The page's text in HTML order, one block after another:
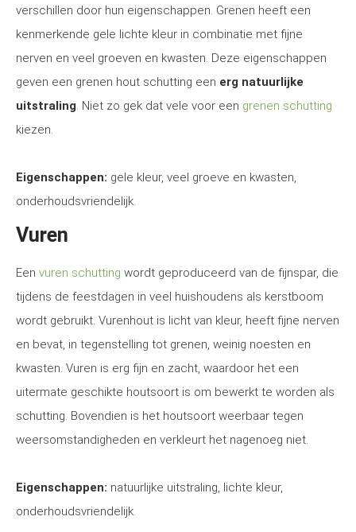
verschillen door hun eigenschappen. Grenen heeft een
kenmerkende gele lichte kleur in combinatie met fijne
nerven en veel groeven en kwasten. Deze eigenschappen
geven een grenen hout schutting een erg natuurlijke
uitstraling. Niet zo gek dat vele voor een grenen schutting
kiezen.
Eigenschappen: gele kleur, veel groeve en kwasten,
onderhoudsvriendelijk.
Vuren
Een vuren schutting wordt geproduceerd van de fijnspar, die
tijdens de feestdagen in veel huishoudens als kerstboom
wordt gebruikt. Vurenhout is licht van kleur, heeft fijne nerven
en bevat, in tegenstelling tot grenen, weinig noesten en
kwasten. Vuren is erg fijn en zacht, waardoor het een
uitermate geschikte houtsoort is om bewerkt te worden als
schutting. Bovendien is het houtsoort weerbaar tegen
weersomstandigheden en verkleurt het nagenoeg niet.
Eigenschappen: natuurlijke uitstraling, lichte kleur,
onderhoudsvriendelijk.